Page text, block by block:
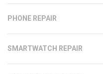
PHONE REPAIR
SMARTWATCH REPAIR